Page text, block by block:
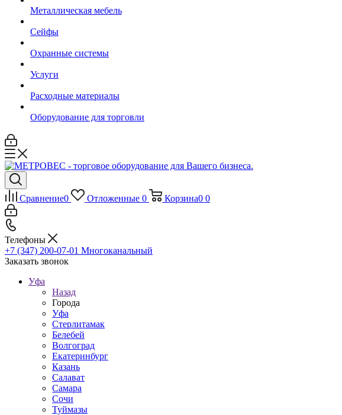
Металлическая мебель
Сейфы
Охранные системы
Услуги
Расходные материалы
Оборудование для торговли
Сравнение0 Отложенные 0 Корзина0 0
Телефоны
+7 (347) 200-07-01 Многоканальный
Заказать звонок
Уфа
Назад
Города
Уфа
Стерлитамак
Белебей
Волгоград
Екатеринбург
Казань
Салават
Самара
Сочи
Туймазы